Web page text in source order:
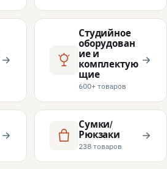
Студийное
оборудован
ие и
комплектую
щие
600+ товаров
Сумки/
Рюкзаки
238 товаров